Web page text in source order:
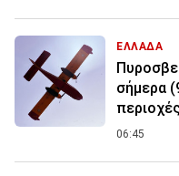
ΕΛΛΑΔΑ
σήμερα
06:45